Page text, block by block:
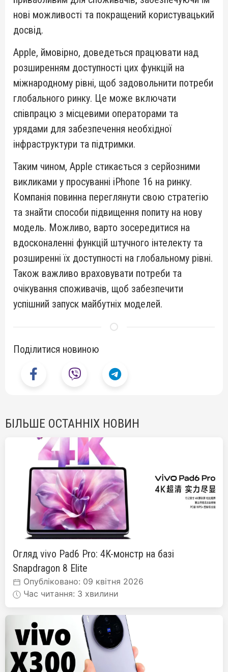
нові можливості та покращений користувацький
досвід.
Apple, ймовірно, доведеться працювати над
розширенням доступності цих функцій на
міжнародному рівні, щоб задовольнити потреби
глобального ринку. Це може включати
співпрацю з місцевими операторами та
урядами для забезпечення необхідної
інфраструктури та підтримки.
Таким чином, Apple стикається з серйозними
викликами у просуванні iPhone 16 на ринку.
Компанія повинна переглянути свою стратегію
та знайти способи підвищення попиту на нову
модель. Можливо, варто зосередитися на
вдосконаленні функцій штучного інтелекту та
розширенні їх доступності на глобальному рівні.
Також важливо враховувати потреби та
очікування споживачів, щоб забезпечити
успішний запуск майбутніх моделей.
Поділитися новиною
БІЛЬШЕ ОСТАННІХ НОВИН
Огляд vivo Pad6 Pro: 4K-монстр на базі
Snapdragon 8 Elite
Опубліковано: 09 квітня 2026
Час читання: 3 хвилини